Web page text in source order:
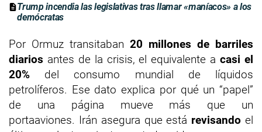
Trump incendia las legislativas tras llamar «maníacos» a los
demócratas
Por Ormuz transitaban 20 millones de barriles
diarios antes de la crisis, el equivalente acasi el
20% del consumo mundial de líquidos
petrolíferos. Ese dato explica por qué un “papel”
de una página mueve más que un
portaaviones. Irán asegura que está revisando el